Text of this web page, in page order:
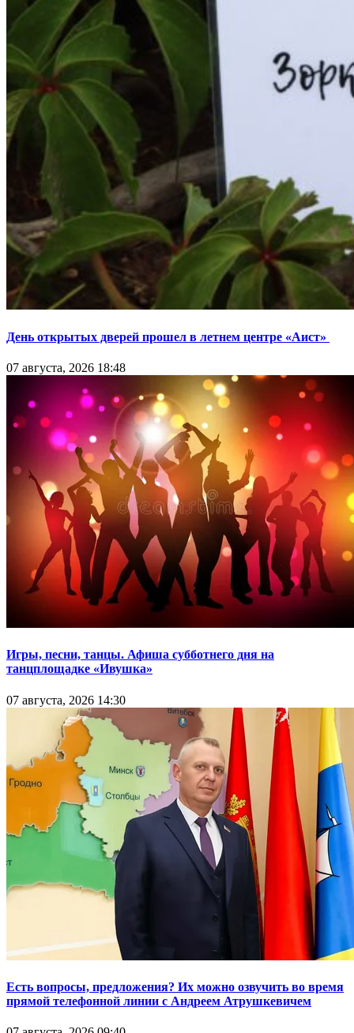
День открытых дверей прошел в летнем центре «Аист»
07 августа, 2026 18:48
Игры, песни, танцы. Афиша субботнего дня на
танцплощадке «Ивушка»
07 августа, 2026 14:30
Есть вопросы, предложения? Их можно озвучить во время
прямой телефонной линии с Андреем Атрушкевичем